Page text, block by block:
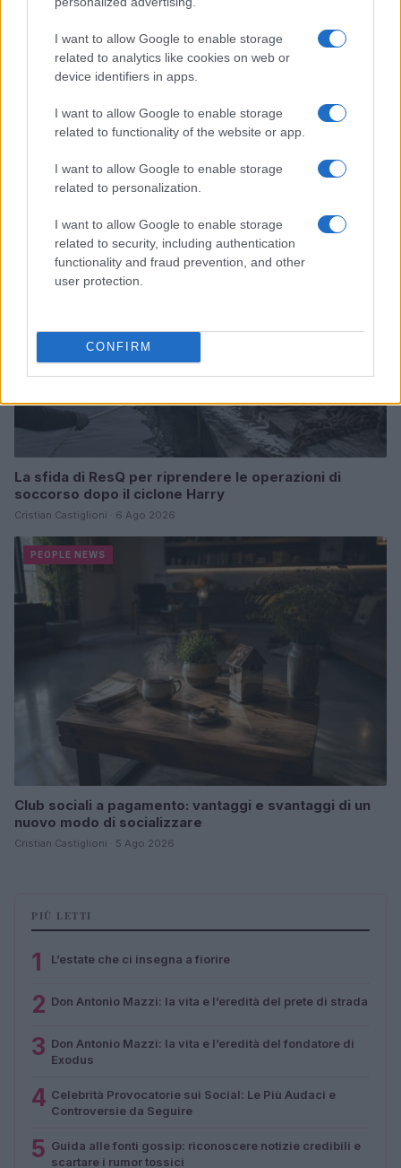
I want to allow Google to enable storage
related to analytics like cookies on web or
device identifiers in apps.
I want to allow Google to enable storage
related to functionality of the website or app.
I want to allow Google to enable storage
related to personalization.
I want to allow Google to enable storage
related to security, including authentication
functionality and fraud prevention, and other
user protection.
CONFIRM
bitcoin
Cristian Castiglioni · 8 Ago 2026
PEOPLE NEWS
La sfida di ResQ per riprendere le operazioni di
soccorso dopo il ciclone Harry
Cristian Castiglioni · 6 Ago 2026
PEOPLE NEWS
Club sociali a pagamento: vantaggi e svantaggi di un
nuovo modo di socializzare
Cristian Castiglioni · 5 Ago 2026
PIÙ LETTI
1 L’estate che ci insegna a fiorire
2 Don Antonio Mazzi: la vita e l’eredità del prete di strada
3 Don Antonio Mazzi: la vita e l’eredità del fondatore di
Exodus
4 Celebrità Provocatorie sui Social: Le Più Audaci e
Controversie da Seguire
5 Guida alle fonti gossip: riconoscere notizie credibili e
scartare i rumor tossici